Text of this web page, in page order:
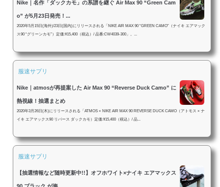
Nike｜名作「ダックカモ」の系譜を継ぐ Air Max 90 “Green Cam
o” が5月23日発売！...
2020年5月15日(海外)/23日(国内)にリリースされる「NIKE AIR MAX 90 “GREEN CAMO”（ナイキ エアマック
ス90 “グリーンカモ”）定価:¥15,400（税込）/ 品番:CW4039-300」。...
服速サプリ
Nike｜atmosが再提案した Air Max 90 “Reverse Duck Camo” に
熱視線！抽選まとめ
2020年3月26日(木)にリリースされる「ATMOS × NIKE AIR MAX 90 REVERSE DUCK CAMO（アトモス × ナ
イキ エアマックス90 リバース ダックカモ）定価:¥15,400（税込）/ 品...
服速サプリ
【抽選情報など随時更新中!!】オフホワイト×ナイキ エアマックス